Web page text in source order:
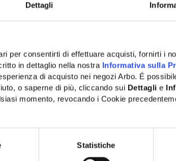
Dettagli
per consentirti di effettuare acquisti, fornirti i
in dettaglio nella nostra Informativa sulla
di acquisto nei negozi Arbo. É
o saperne di più, cliccando sui Dettagli e
momento, revocando i Cookie
Statistiche